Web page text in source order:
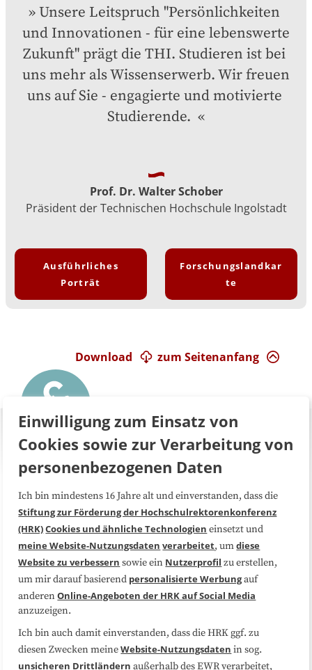
Unsere Leitspruch "Persönlichkeiten
und Innovationen - für eine lebenswerte
Zukunft" prägt die THI. Studieren ist bei
uns mehr als Wissenserwerb. Wir freuen
uns auf Sie - engagierte und motivierte
Studierende.
Prof. Dr. Walter Schober
Präsident der Technischen Hochschule Ingolstadt
Ausführliches
Porträt
Forschungslandkar
te
zum Seitenanfang
Download
Über uns FAQ
Medienarbeit Kooperationen
Datenschutzerklärung Impressum
Sitemap
Folgen Sie uns
Einwilligung zum Einsatz von
Cookies sowie zur Verarbeitung von
personenbezogenen Daten
Ich bin mindestens 16 Jahre alt und einverstanden, dass die
Stiftung zur Förderung der Hochschulrektorenkonferenz
(HRK)Cookies und ähnliche Technologien einsetzt und
meine Website-Nutzungsdaten verarbeitet, umdiese
Website zu verbessern sowie ein Nutzerprofil zu erstellen,
um mir darauf basierend personalisierte Werbungauf
anderenOnline-Angeboten der HRK auf Social Media
anzuzeigen.
Ich bin auch damit einverstanden, dass die HRK ggf. zu
diesen Zwecken meineWebsite-Nutzungsdaten in sog.
unsicheren Drittländern außerhalb des EWR verarbeitet,